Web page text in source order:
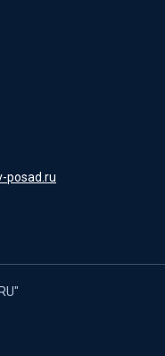
posad.ru